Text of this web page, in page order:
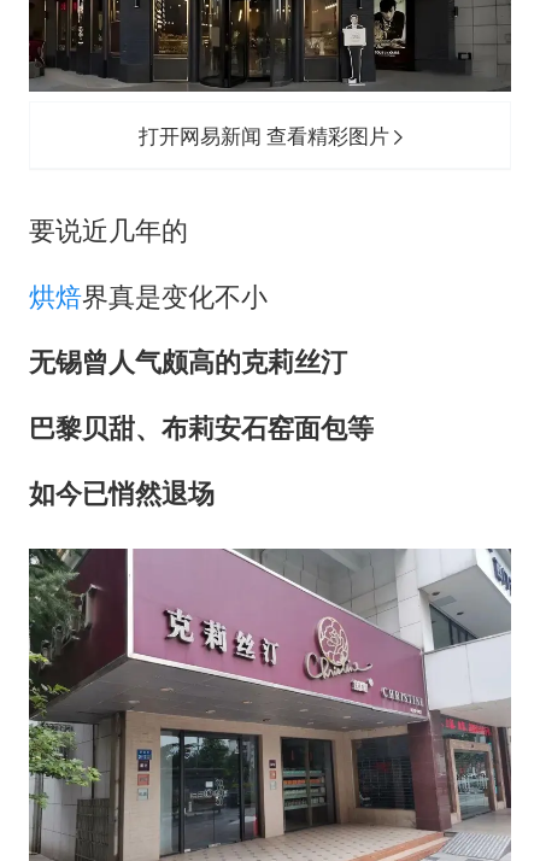
打开网易新闻 查看精彩图片
要说近几年的
烘焙界真是变化不小
无锡曾人气颇高的克莉丝汀
巴黎贝甜、布莉安石窑面包等
如今已悄然退场